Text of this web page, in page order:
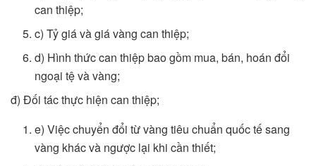
can thiệp;
c) Tỷ giá và giá vàng can thiệp;
d) Hình thức can thiệp bao gồm mua, bán, hoán đổi
ngoại tệ và vàng;
đ) Đối tác thực hiện can thiệp;
e) Việc chuyển đổi từ vàng tiêu chuẩn quốc tế sang
vàng khác và ngược lại khi cần thiết;